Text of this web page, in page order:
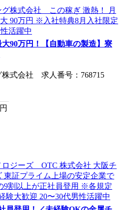
90万円！【自動車の製造】寮
株式会社 求人番号：768715
円